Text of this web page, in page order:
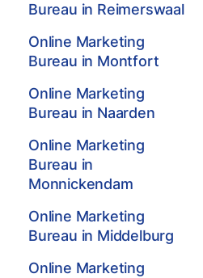
Bureau in Reimerswaal
Online Marketing
Bureau in Montfort
Online Marketing
Bureau in Naarden
Online Marketing
Bureau in
Monnickendam
Online Marketing
Bureau in Middelburg
Online Marketing